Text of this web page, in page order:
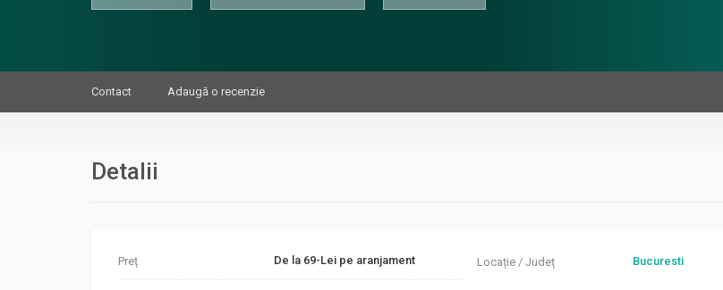
Contact Adaugă o recenzie
Detalii
Preț De la 69-Lei pe aranjament Locație / Județ Bucuresti